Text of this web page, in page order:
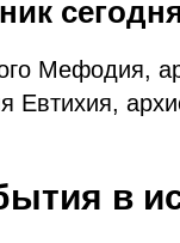
Мефодия,
Евтихия,
в